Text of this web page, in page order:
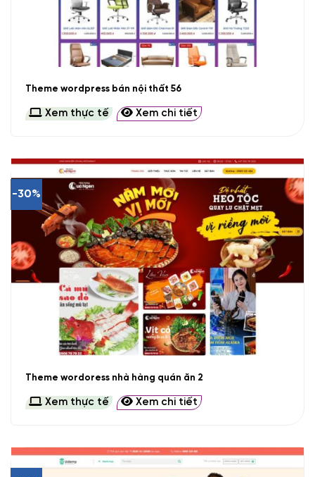
Theme wordpress bán nội thất 56
Xem thực tế Xem chi tiết
-30%
Theme wordoress nhà hàng quán ăn 2
Xem thực tế Xem chi tiết